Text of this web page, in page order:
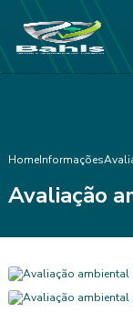
HomeInformações
Avaliação